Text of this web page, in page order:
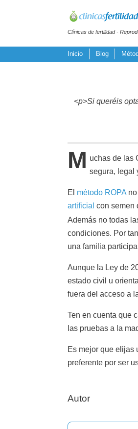
Clínicas de fertilidad -
Inicio Blog
<p>Si queréis
M uchas de las
segura, legal
El método ROPA
artificial con semen
Además no todas
condiciones. Por
una familia
Aunque la Ley de
estado civil u
fuera del acceso a
Ten en cuenta que
las pruebas a la
Es mejor que elijas
preferente por ser
Autor